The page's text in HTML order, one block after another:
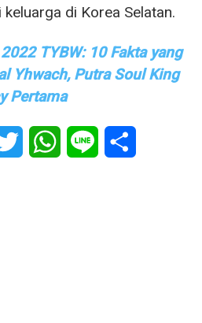
keluarga di Korea Selatan.
TYBW: 10 Fakta yang
Yhwach, Putra Soul King
Pertama
Twitter WhatsApp
Line